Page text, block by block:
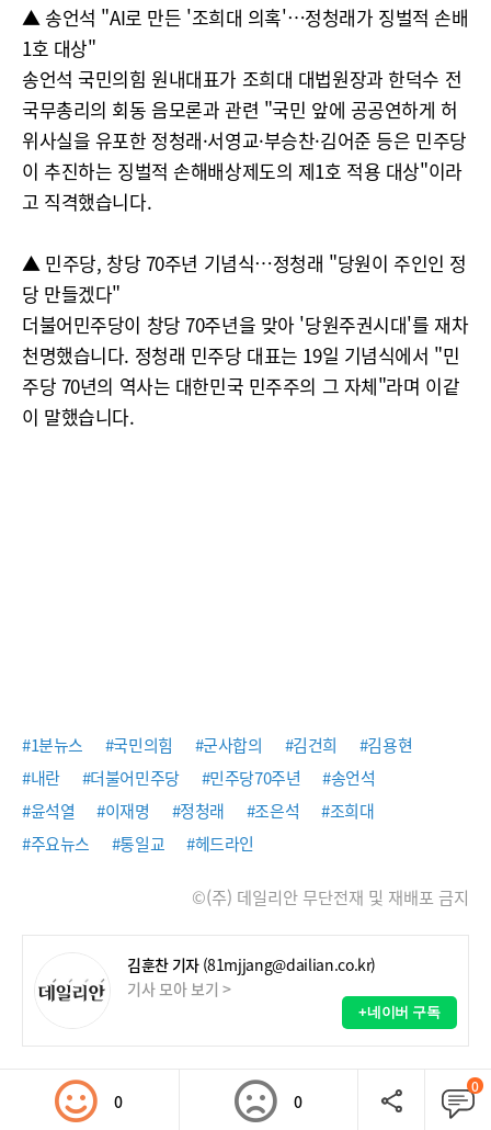
▲ 송언석 "AI로 만든 '조희대 의혹'…정청래가 징벌적 손배
1호 대상"
송언석 국민의힘 원내대표가 조희대 대법원장과 한덕수 전
국무총리의 회동 음모론과 관련 "국민 앞에 공공연하게 허
위사실을 유포한 정청래·서영교·부승찬·김어준 등은 민주당
이 추진하는 징벌적 손해배상제도의 제1호 적용 대상"이라
고 직격했습니다.
▲ 민주당, 창당 70주년 기념식…정청래 "당원이 주인인 정
당 만들겠다"
더불어민주당이 창당 70주년을 맞아 '당원주권시대'를 재차
천명했습니다. 정청래 민주당 대표는 19일 기념식에서 "민
주당 70년의 역사는 대한민국 민주주의 그 자체"라며 이같
이 말했습니다.
#1분뉴스 #국민의힘 #군사합의 #김건희
#김용현
#내란
#더불어민주당 #민주당70주년
#송언석
#윤석열
#이재명 #정청래 #조은석
#조희대
#주요뉴스
#통일교 #헤드라인
©(주) 데일리안 무단전재 및 재배포 금지
김훈찬 기자 (81mjjang@dailian.co.kr)
기사 모아 보기 >
+네이버 구독
0 0
0